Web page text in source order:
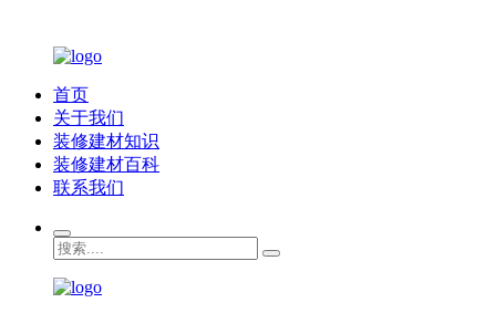
首页
关于我们
装修建材知识
装修建材百科
联系我们